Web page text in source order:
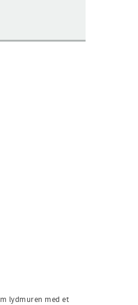
lydmuren med et